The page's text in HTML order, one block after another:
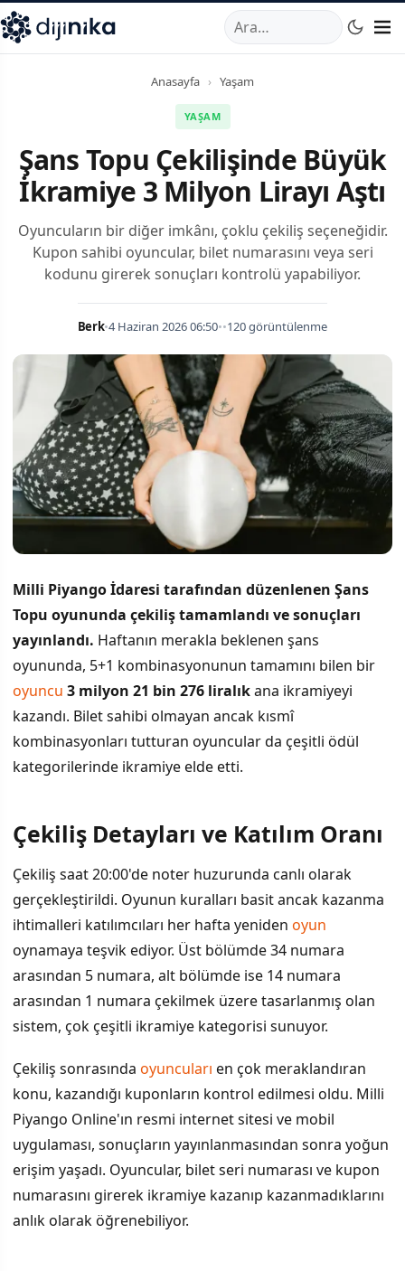
,Marmara Mahallesi,Beylikdüzü34520TRTelefon:0850
Anasayfa › Yaşam
YAŞAM
Şans Topu Çekilişinde Büyük
İkramiye 3 Milyon Lirayı Aştı
Oyuncuların bir diğer imkânı, çoklu çekiliş seçeneğidir.
Kupon sahibi oyuncular, bilet numarasını veya seri
kodunu girerek sonuçları kontrolü yapabiliyor.
Berk•4 Haziran 2026 06:50••120 görüntülenme
Milli Piyango İdaresi tarafından düzenlenen Şans
Topu oyununda çekiliş tamamlandı ve sonuçları
yayınlandı. Haftanın merakla beklenen şans
oyununda, 5+1 kombinasyonunun tamamını bilen bir
oyuncu 3 milyon 21 bin 276 liralıkana ikramiyeyi
kazandı. Bilet sahibi olmayan ancak kısmî
kombinasyonları tutturan oyuncular da çeşitli ödül
kategorilerinde ikramiye elde etti.
İÇINDEKILER
Çekiliş Detayları ve Katılım Oranı
Şans Topu Oyun Mekanizması
Sistem Oyunu ve Çoklu Çekiliş Seçenekleri
Sonuçlara Erişim ve Sorgulama Yolu
Çekiliş Detayları ve Katılım Oranı
Çekiliş saat 20:00'de noter huzurunda canlı olarak
gerçekleştirildi. Oyunun kuralları basit ancak kazanma
ihtimalleri katılımcıları her hafta yeniden oyun
oynamaya teşvik ediyor. Üst bölümde 34 numara
arasından 5 numara, alt bölümde ise 14 numara
arasından 1 numara çekilmek üzere tasarlanmış olan
sistem, çok çeşitli ikramiye kategorisi sunuyor.
Çekiliş sonrasında oyuncuları en çok meraklandıran
konu, kazandığı kuponların kontrol edilmesi oldu. Milli
Piyango Online'ın resmi internet sitesi ve mobil
uygulaması, sonuçların yayınlanmasından sonra yoğun
erişim yaşadı. Oyuncular, bilet seri numarası ve kupon
numarasını girerek ikramiye kazanıp kazanmadıklarını
anlık olarak öğrenebiliyor.